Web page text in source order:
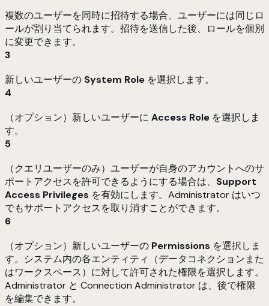
複数のユーザーを同時に招待する場合、ユーザーには同じロ
ールが割り当てられます。招待を送信した後、ロールを個別
に変更できます。
3
新しいユーザーの System Role を選択します。
4
（オプション）新しいユーザーに Access Role を選択しま
す。
5
（クエリユーザーのみ）ユーザーが自身のアカウントへのサ
ポートアクセスを許可できるようにする場合は、 Support
Access Privileges を有効にします。Administrator はいつ
でもサポートアクセスを取り消すことができます。
6
（オプション）新しいユーザーの Permissions を選択しま
す。システム内の各エンティティ（データコネクションまた
はワークスペース）に対して許可された権限を選択します。
Administrator と Connection Administrator は、後で権限
を編集できます。